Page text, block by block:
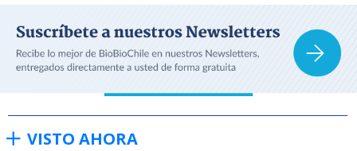
VISTO AHORA